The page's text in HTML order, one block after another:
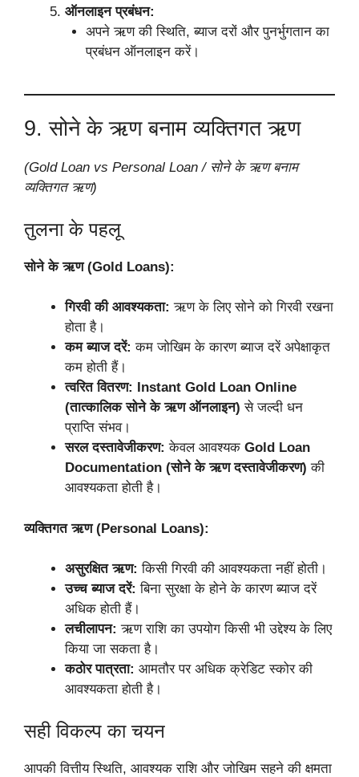
ऑनलाइन प्रबंधन:
अपने ऋण की स्थिति, ब्याज दरों और पुनर्भुगतान का
प्रबंधन ऑनलाइन करें।
9. सोने के ऋण बनाम व्यक्तिगत ऋण
(Gold Loan vs Personal Loan / सोने के ऋण बनाम
व्यक्तिगत ऋण)
तुलना के पहलू
सोने के ऋण (Gold Loans):
गिरवी की आवश्यकता: ऋण के लिए सोने को गिरवी रखना
होता है।
कम ब्याज दरें: कम जोखिम के कारण ब्याज दरें अपेक्षाकृत
कम होती हैं।
त्वरित वितरण:
Instant Gold Loan Online
(तात्कालिक सोने के ऋण ऑनलाइन) से जल्दी धन
प्राप्ति संभव।
सरल दस्तावेजीकरण: केवल आवश्यक Gold Loan
Documentation (सोने के ऋण दस्तावेजीकरण) की
आवश्यकता होती है।
व्यक्तिगत ऋण (Personal Loans):
असुरक्षित ऋण: किसी गिरवी की आवश्यकता नहीं होती।
उच्च ब्याज दरें: बिना सुरक्षा के होने के कारण ब्याज दरें
अधिक होती हैं।
लचीलापन: ऋण राशि का उपयोग किसी भी उद्देश्य के लिए
किया जा सकता है।
कठोर पात्रता: आमतौर पर अधिक क्रेडिट स्कोर की
आवश्यकता होती है।
सही विकल्प का चयन
आपकी वित्तीय स्थिति, आवश्यक राशि और जोखिम सहने की क्षमता